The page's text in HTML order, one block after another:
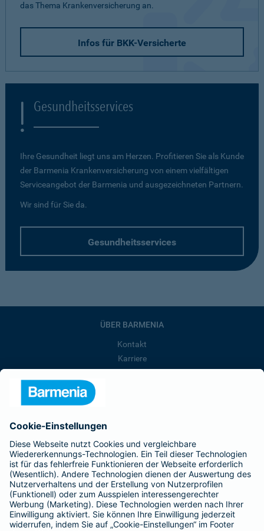
das Thema Krankenversicherung an.
Infos für BKK-Versicherte
Gesundheitsservices
Ihre Gesundheit liegt uns am Herzen. Profitieren Sie als Kunde
der Barmenia Krankenversicherung von einem vielfältigen
Serviceangebot der Barmenia und ausgezeichneten Partnern.
Wir sind für Sie da.
Gesundheitsservices
ÜBER BARMENIA
Kontakt
Karriere
Barmenia ist Teil der BarmeniaGothaer
BELIEBTE SEITEN
Kranken-Zusatzversicherung
Tierversicherungen
Haftpflichtversicherung
Hausratversicherung